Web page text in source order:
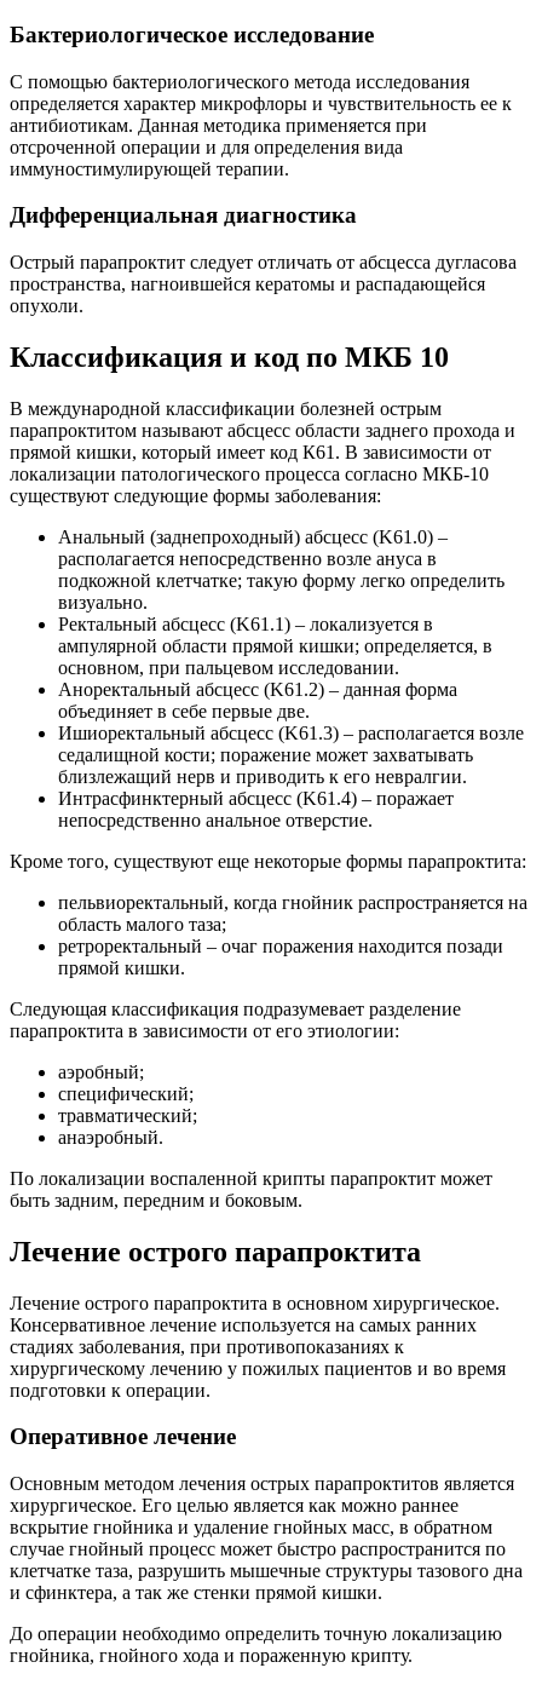
Бактериологическое исследование
С помощью бактериологического метода исследования
определяется характер микрофлоры и чувствительность ее к
антибиотикам. Данная методика применяется при
отсроченной операции и для определения вида
иммуностимулирующей терапии.
Дифференциальная диагностика
Острый парапроктит следует отличать от абсцесса дугласова
пространства, нагноившейся кератомы и распадающейся
опухоли.
Классификация и код по МКБ 10
В международной классификации болезней острым
парапроктитом называют абсцесс области заднего прохода и
прямой кишки, который имеет код К61. В зависимости от
локализации патологического процесса согласно МКБ-10
существуют следующие формы заболевания:
Анальный (заднепроходный) абсцесс (K61.0) –
располагается непосредственно возле ануса в
подкожной клетчатке; такую форму легко определить
визуально.
Ректальный абсцесс (K61.1) – локализуется в
ампулярной области прямой кишки; определяется, в
основном, при пальцевом исследовании.
Аноректальный абсцесс (K61.2) – данная форма
объединяет в себе первые две.
Ишиоректальный абсцесс (K61.3) – располагается возле
седалищной кости; поражение может захватывать
близлежащий нерв и приводить к его невралгии.
Интрасфинктерный абсцесс (K61.4) – поражает
непосредственно анальное отверстие.
Кроме того, существуют еще некоторые формы парапроктита:
пельвиоректальный, когда гнойник распространяется на
область малого таза;
ретроректальный – очаг поражения находится позади
прямой кишки.
Следующая классификация подразумевает разделение
парапроктита в зависимости от его этиологии:
аэробный;
специфический;
травматический;
анаэробный.
По локализации воспаленной крипты парапроктит может
быть задним, передним и боковым.
Лечение острого парапроктита
Лечение острого парапроктита в основном хирургическое.
Консервативное лечение используется на самых ранних
стадиях заболевания, при противопоказаниях к
хирургическому лечению у пожилых пациентов и во время
подготовки к операции.
Оперативное лечение
Основным методом лечения острых парапроктитов является
хирургическое. Его целью является как можно раннее
вскрытие гнойника и удаление гнойных масс, в обратном
случае гнойный процесс может быстро распространится по
клетчатке таза, разрушить мышечные структуры тазового дна
и сфинктера, а так же стенки прямой кишки.
До операции необходимо определить точную локализацию
гнойника, гнойного хода и пораженную крипту.